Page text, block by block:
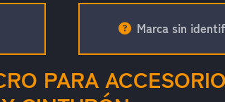
PARA
Marca sin